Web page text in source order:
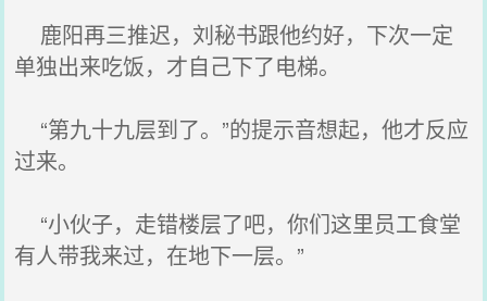
鹿阳再三推迟，刘秘书跟他约好，下次一定
单独出来吃饭，才自己下了电梯。
“第九十九层到了。”的提示音想起，他才反应
过来。
“小伙子，走错楼层了吧，你们这里员工食堂
有人带我来过，在地下一层。”